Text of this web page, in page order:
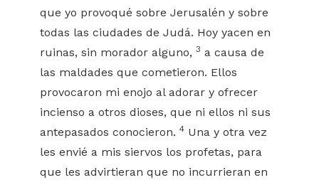
que yo provoqué sobre Jerusalén y sobre
todas las ciudades de Judá. Hoy yacen en
ruinas, sin morador alguno, 3 a causa de
las maldades que cometieron. Ellos
provocaron mi enojo al adorar y ofrecer
incienso a otros dioses, que ni ellos ni sus
antepasados conocieron. 4 Una y otra vez
les envié a mis siervos los profetas, para
que les advirtieran que no incurrieran en